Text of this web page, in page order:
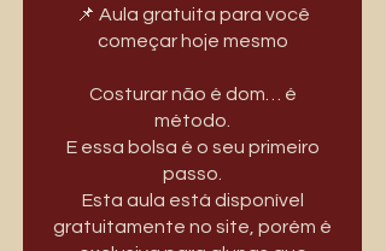
📌 Aula gratuita para você
começar hoje mesmo
Costurar não é dom… é
método.
E essa bolsa é o seu primeiro
passo.
Esta aula está disponível
gratuitamente no site, porém é